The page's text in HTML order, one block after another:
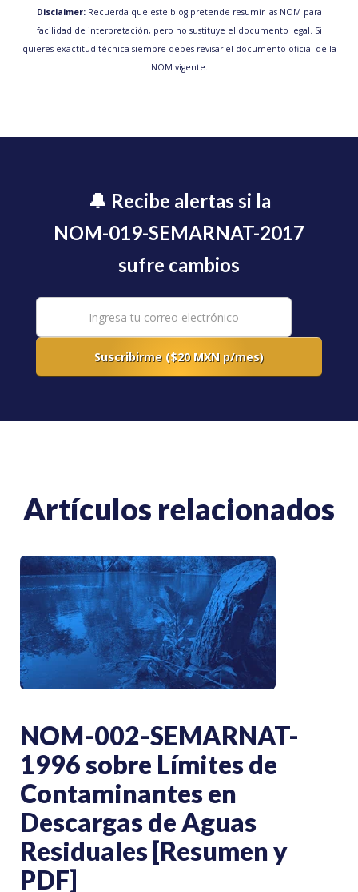
Disclaimer: Recuerda que este blog pretende resumir las NOM para
facilidad de interpretación, pero no sustituye el documento legal. Si
quieres exactitud técnica siempre debes revisar el documento oficial de la
NOM vigente.
🔔 Recibe alertas si la
NOM-019-SEMARNAT-2017
sufre cambios
Artículos relacionados
NOM-002-SEMARNAT-
1996 sobre Límites de
Contaminantes en
Descargas de Aguas
Residuales [Resumen y
PDF]